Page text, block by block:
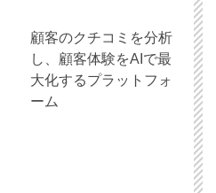
顧客のクチコミを分析
し、顧客体験をAIで最
大化するプラットフォ
ーム